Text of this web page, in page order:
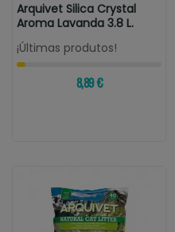
Arquivet Silica Crystal
Aroma Lavanda 3.8 L.
¡Últimas produtos!
8,89 €